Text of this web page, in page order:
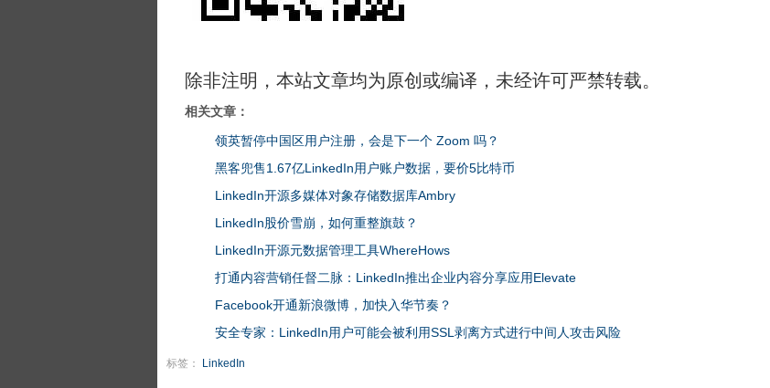
除非注明，本站文章均为原创或编译，未经许可严禁转载。
相关文章：
领英暂停中国区用户注册，会是下一个 Zoom 吗？
黑客兜售1.67亿LinkedIn用户账户数据，要价5比特币
LinkedIn开源多媒体对象存储数据库Ambry
LinkedIn股价雪崩，如何重整旗鼓？
LinkedIn开源元数据管理工具WhereHows
打通内容营销任督二脉：LinkedIn推出企业内容分享应用Elevate
Facebook开通新浪微博，加快入华节奏？
安全专家：LinkedIn用户可能会被利用SSL剥离方式进行中间人攻击风险
标签： LinkedIn